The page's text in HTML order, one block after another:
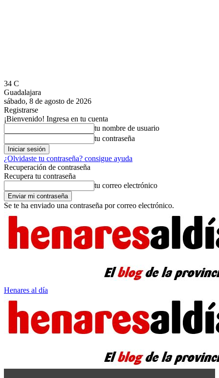
34 C
Guadalajara
sábado, 8 de agosto de 2026
Registrarse
¡Bienvenido! Ingresa en tu cuenta
tu nombre de usuario
tu contraseña
¿Olvidaste tu contraseña? consigue ayuda
Recuperación de contraseña
Recupera tu contraseña
tu correo electrónico
Se te ha enviado una contraseña por correo electrónico.
Henares al día